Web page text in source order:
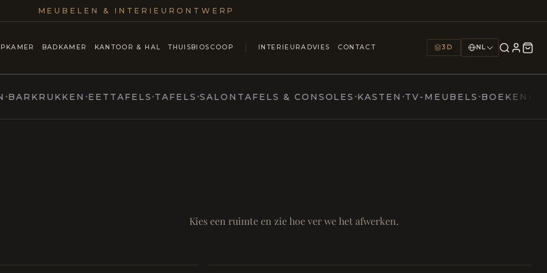
MEUBELEN & INTERIEURONTWERP
BADKAMER KANTOOR & HAL THUISBIOSCOOP INTERIEURADVIES CONTACT 3D NL
EETTAFELS TAFELS SALONTAFELS & CONSOLES KASTEN TV-MEUBELS BOEKENKASTEN
Kies een ruimte en zie hoe ver we het afwerken.
Eetkamer
Bureau & Hal